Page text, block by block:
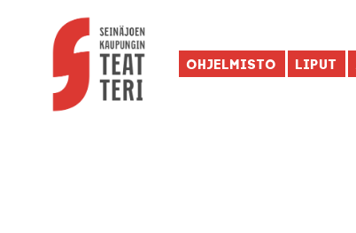
Ohjelmisto Liput